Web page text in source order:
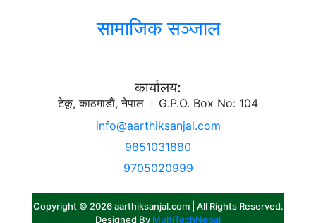
सामाजिक सञ्जाल
कार्यालय:
टेकू, काठमाडाैं, नेपाल । G.P.O. Box No: 104
info@aarthiksanjal.com
9851031880
9705020999
Copyright © 2026 aarthiksanjal.com | All Rights Reserved.
Designed By MultiTechNepal